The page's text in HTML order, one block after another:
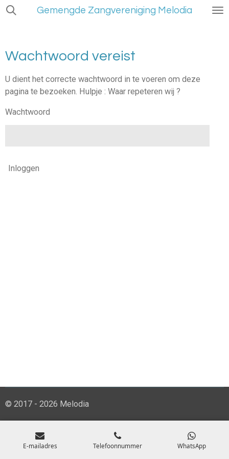
Ga
hoofdinhoud
Gemengde Zangvereniging Melodia
Wachtwoord vereist
U dient het correcte wachtwoord in te voeren om deze
pagina te bezoeken. Hulpje : Waar repeteren wij ?
Wachtwoord
Inloggen
© 2017 - 2026 Melodia
E-mailadres Telefoonnummer WhatsApp